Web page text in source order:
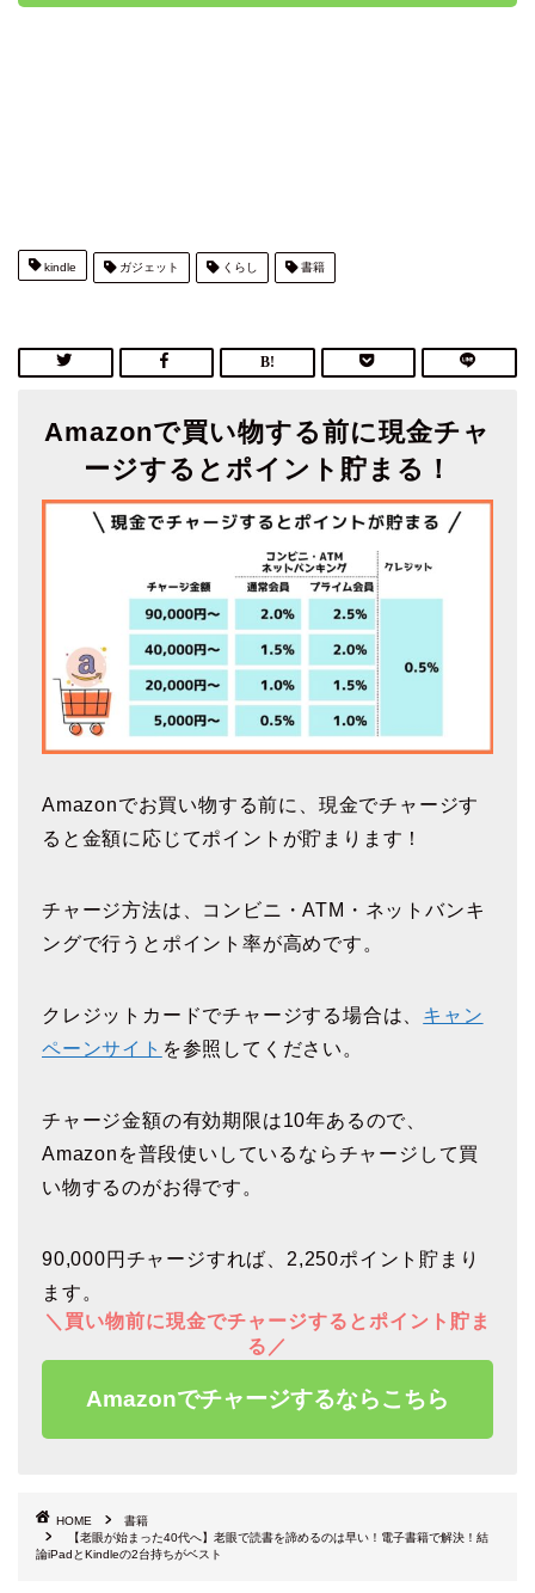
kindle ガジェット くらし 書籍
Amazonで買い物する前に現金チャ
ージするとポイント貯まる！
Amazonでお買い物する前に、現金でチャージす
ると金額に応じてポイントが貯まります！
チャージ方法は、コンビニ・ATM・ネットバンキ
ングで行うとポイント率が高めです。
クレジットカードでチャージする場合は、 キャン
ペーンサイト を参照してください。
チャージ金額の有効期限は10年あるので、
Amazonを普段使いしているならチャージして買
い物するのがお得です。
90,000円チャージすれば、2,250ポイント貯まり
ます。
＼買い物前に現金でチャージするとポイント貯ま
る／
Amazonでチャージするならこちら
HOME
書籍
【老眼が始まった40代へ】老眼で読書を諦めるのは早い！電子書籍で解決！結
論iPadとKindleの2台持ちがベスト